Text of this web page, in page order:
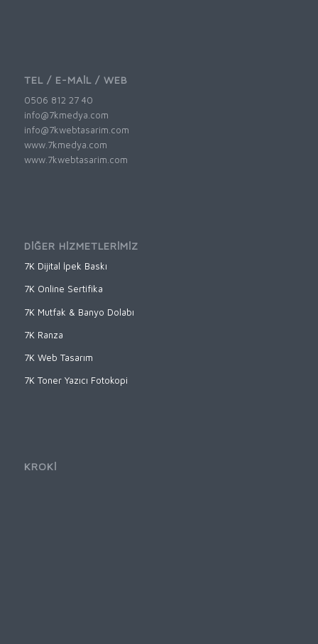
TEL / E-MAİL / WEB
0506 812 27 40
info@7kmedya.com
info@7kwebtasarim.com
www.7kmedya.com
www.7kwebtasarim.com
DİĞER HİZMETLERİMİZ
7K Dijital İpek Baskı
7K Online Sertifika
7K Mutfak & Banyo Dolabı
7K Ranza
7K Web Tasarım
7K Toner Yazıcı Fotokopi
KROKİ